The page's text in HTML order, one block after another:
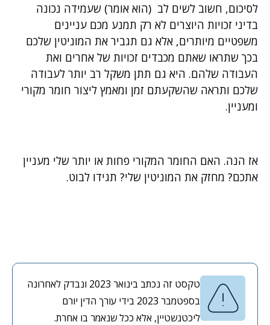
לסיכום, חשוב לשים לב (הוא אומר) שעמידה נכונה
בדיני זכויות היוצרים לא רק תמנע מכם עניינים
משפטיים מיותרים, אלא גם תגביר את המוניטין שלכם
בכך שתראו שאתם מכבדים זכויות של אחרים ואת
העבודה שלהם. היא גם תתן משקל רב יותר לעבודה
שלכם ותראה שהשקעתם זמן ומאמץ ליצור חומר מקורי
ומעניין.
אז הנה. האם החומר המקורי פחות או יותר שלי מעניין
אתכם? מחזק את המוניטין שלי? תגידו לבוט.
טקסט זה נכתב בינואר 2023 ונבדק לאחרונה
בספטמבר 2023 בידי עורך הדין יורם
ליכטנשטיין, אלא ככל שנאמר בו אחרת.